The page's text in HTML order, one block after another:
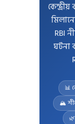
RBI
ঘটনা
📊
🏔️